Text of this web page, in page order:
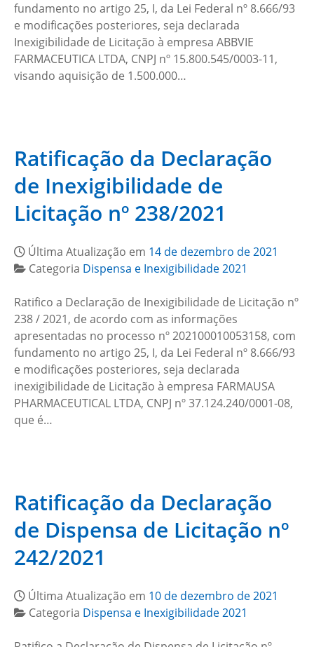
fundamento no artigo 25, I, da Lei Federal nº 8.666/93
e modificações posteriores, seja declarada
Inexigibilidade de Licitação à empresa ABBVIE
FARMACEUTICA LTDA, CNPJ nº 15.800.545/0003-11,
visando aquisição de 1.500.000…
Ratificação da Declaração
de Inexigibilidade de
Licitação nº 238/2021
Última Atualização em 14 de dezembro de 2021
Categoria Dispensa e Inexigibilidade 2021
Ratifico a Declaração de Inexigibilidade de Licitação nº
238 / 2021, de acordo com as informações
apresentadas no processo nº 202100010053158, com
fundamento no artigo 25, I, da Lei Federal nº 8.666/93
e modificações posteriores, seja declarada
inexigibilidade de Licitação à empresa FARMAUSA
PHARMACEUTICAL LTDA, CNPJ nº 37.124.240/0001-08,
que é…
Ratificação da Declaração
de Dispensa de Licitação nº
242/2021
Última Atualização em 10 de dezembro de 2021
Categoria Dispensa e Inexigibilidade 2021